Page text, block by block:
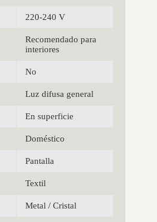
220-240 V
Recomendado para
interiores
No
Luz difusa general
En superficie
Doméstico
Pantalla
Textil
Metal / Cristal